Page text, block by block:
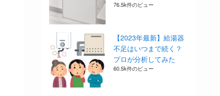
76.5k件のビュー
【2023年最新】給湯器
不足はいつまで続く？
プロが分析してみた
60.5k件のビュー